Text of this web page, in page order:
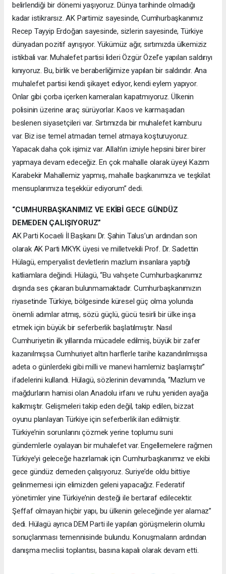
belirlendiği bir dönemi yaşıyoruz. Dünya tarihinde olmadığı
kadar istikrarsız. AK Partimiz sayesinde, Cumhurbaşkanımız
Recep Tayyip Erdoğan sayesinde, sizlerin sayesinde, Türkiye
dünyadan pozitif ayrışıyor. Yükümüz ağır, sırtımızda ülkemiziz
istikbali var. Muhalefet partisi lideri Özgür Özel’e yapılan saldırıyı
kınıyoruz. Bu, birlik ve beraberliğimize yapılan bir saldırıdır. Ana
muhalefet partisi kendi şikayet ediyor, kendi eylem yapıyor.
Onlar gibi çorba içerken kameraları kapatmıyoruz. Ülkenin
polisinin üzerine araç sürüyorlar. Kaos ve karmaşadan
beslenen siyasetçileri var. Sırtımızda bir muhalefet kamburu
var. Biz ise temel atmadan temel atmaya koşturuyoruz.
Yapacak daha çok işimiz var. Allah’ın izniyle hepsini birer birer
yapmaya devam edeceğiz. En çok mahalle olarak üyeyi Kazım
Karabekir Mahallemiz yapmış, mahalle başkanımıza ve teşkilat
mensuplarımıza teşekkür ediyorum” dedi.
“CUMHURBAŞKANIMIZ VE EKİBİ GECE GÜNDÜZ
DEMEDEN ÇALIŞIYORUZ”
AK Parti Kocaeli İl Başkanı Dr. Şahin Talus’un ardından son
olarak AK Parti MKYK üyesi ve milletvekili Prof. Dr. Sadettin
Hülagü, emperyalist devletlerin mazlum insanlara yaptığı
katliamlara değindi. Hülagü, “Bu vahşete Cumhurbaşkanımız
dışında ses çıkaran bulunmamaktadır. Cumhurbaşkanımızın
riyasetinde Türkiye, bölgesinde küresel güç olma yolunda
önemli adımlar atmış, sözü güçlü, gücü tesirli bir ülke inşa
etmek için büyük bir seferberlik başlatılmıştır. Nasıl
Cumhuriyetin ilk yıllarında mücadele edilmiş, büyük bir zafer
kazanılmışsa Cumhuriyet altın harflerle tarihe kazandırılmışsa
adeta o günlerdeki gibi milli ve manevi hamlemiz başlamıştır”
ifadelerini kullandı. Hülagü, sözlerinin devamında, “Mazlum ve
mağdurların hamisi olan Anadolu irfanı ve ruhu yeniden ayağa
kalkmıştır. Gelişmeleri takip eden değil, takip edilen, bizzat
oyunu planlayan Türkiye için seferberlik ilan edilmiştir.
Türkiye’nin sorunlarını çözmek yerine toplumu suni
gündemlerle oyalayan bir muhalefet var. Engellemelere rağmen
Türkiye’yi geleceğe hazırlamak için Cumhurbaşkanımız ve ekibi
gece gündüz demeden çalışıyoruz. Suriye’de oldu bittiye
gelinmemesi için elimizden geleni yapacağız. Federatif
yönetimler yine Türkiye’nin desteği ile bertaraf edilecektir.
Şeffaf olmayan hiçbir yapı, bu ülkenin geleceğinde yer alamaz”
dedi. Hülagü ayrıca DEM Parti ile yapılan görüşmelerin olumlu
sonuçlanması temennisinde bulundu. Konuşmaların ardından
danışma meclisi toplantısı, basına kapalı olarak devam etti.